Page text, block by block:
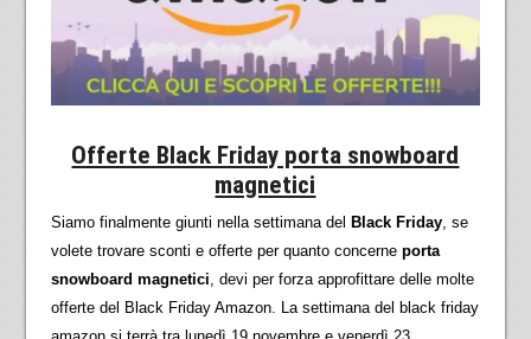
Offerte Black Friday porta snowboard
magnetici
Siamo finalmente giunti nella settimana del Black Friday, se
volete trovare sconti e offerte per quanto concerne porta
snowboard magnetici , devi per forza approfittare delle molte
offerte del Black Friday Amazon. La settimana del black friday